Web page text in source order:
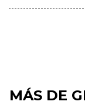
MÁS DE